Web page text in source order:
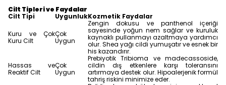
Cilt Tipleri ve Faydalar
Cilt Tipi
UygunlukKozmetik Faydalar
Kuru ve Çok
Kuru Cilt
Çok
Uygun
Zengin dokusu ve panthenol içeriği
sayesinde yoğun nem sağlar ve kuruluk
kaynaklı pullanmayı azaltmaya yardımcı
olur. Shea yağı cildi yumuşatır ve esnek bir
his kazandırır.
Hassas ve
Reaktif Cilt
Çok
Uygun
Prebiyotik Tribioma ve madecassoside,
cildin dış etkenlere karşı toleransını
artırmaya destek olur. Hipoalerjenik formül
tahriş riskini minimize eder.